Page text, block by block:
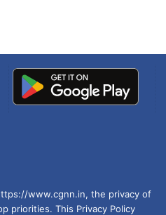
www.cgnn.in, the privacy of
priorities. This Privacy Policy